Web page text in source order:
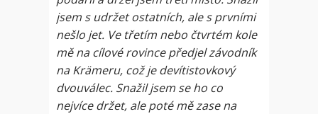
jsem s udržet ostatních, ale s prvními
nešlo jet. Ve třetím nebo čtvrtém kole
mě na cílové rovince předjel závodník
na Krämeru, což je devítistovkový
dvouválec. Snažil jsem se ho co
nejvíce držet, ale poté mě zase na